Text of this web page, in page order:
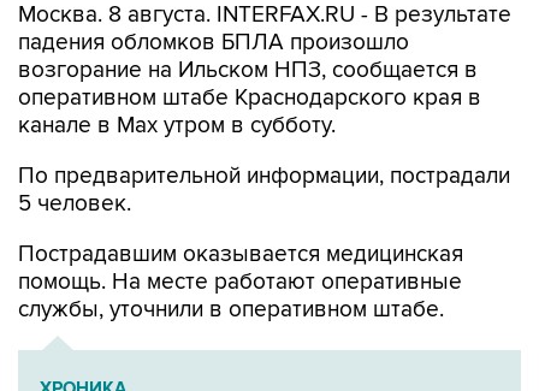
Москва. 8 августа. INTERFAX.RU - В результате
падения обломков БПЛА произошло
возгорание на Ильском НПЗ, сообщается в
оперативном штабе Краснодарского края в
канале в Max утром в субботу.
По предварительной информации, пострадали
5 человек.
Пострадавшим оказывается медицинская
помощь. На месте работают оперативные
службы, уточнили в оперативном штабе.